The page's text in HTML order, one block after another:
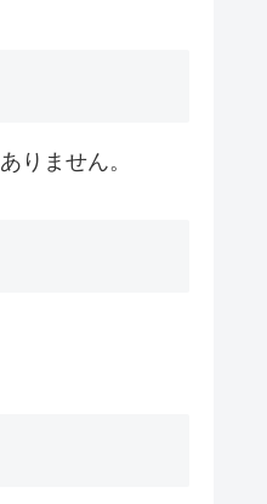
りません。